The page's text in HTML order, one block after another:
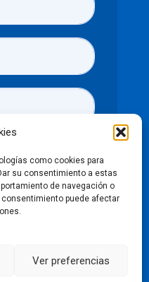
como cookies para
su consentimiento a estas
de navegación o
puede afectar
Ver preferencias
políticas de